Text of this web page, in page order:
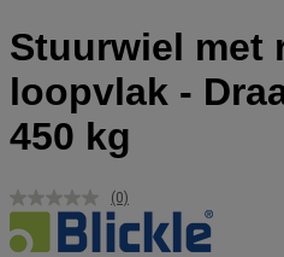
Stuurwiel met
loopvlak -
450 kg
Geen
scorewaarde.
Dezelfde
(0)